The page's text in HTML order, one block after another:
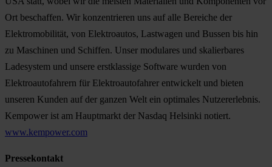
Ort beschaffen. Wir konzentrieren uns auf alle Bereiche der
Elektromobilität, von Elektroautos, Lastwagen und Bussen bis hin
zu Maschinen und Schiffen. Unser modulares und skalierbares
Ladesystem und unsere erstklassige Software wurden von
Elektroautofahrern für Elektroautofahrer entwickelt und bieten
unseren Kunden auf der ganzen Welt ein optimales Nutzererlebnis.
Kempower ist am Hauptmarkt der Nasdaq Helsinki notiert.
www.kempower.com
Pressekontakt